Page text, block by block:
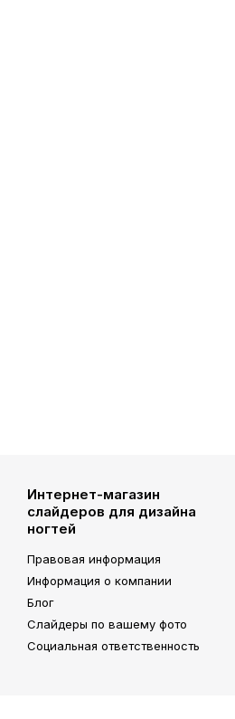
Интернет-магазин
слайдеров для дизайна
ногтей
Правовая информация
Информация о компании
Блог
Слайдеры по вашему фото
Социальная ответственность